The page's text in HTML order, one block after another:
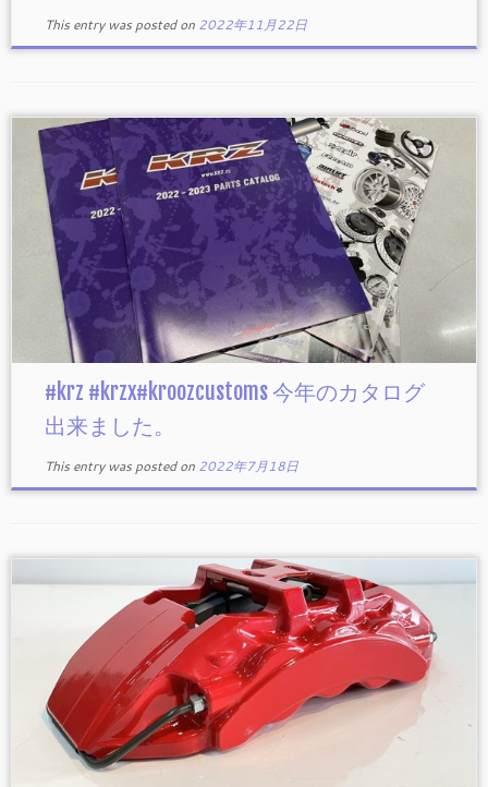
This entry was posted on 2022年11月22日
#krz #krzx#kroozcustoms 今年のカタログ
出来ました。
This entry was posted on 2022年7月18日